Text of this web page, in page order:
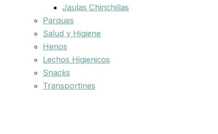
Jaulas Chinchillas
Parques
Salud y Higiene
Henos
Lechos Higienicos
Snacks
Transportines